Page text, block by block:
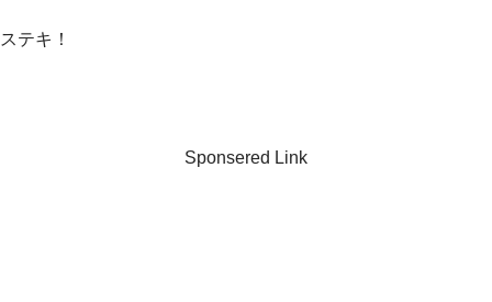
ステキ！
Sponsered Link